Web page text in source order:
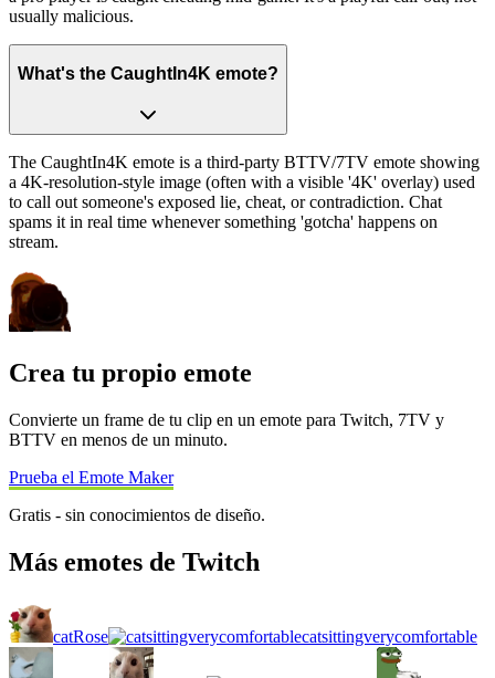
usually malicious.
What's the CaughtIn4K emote?
The CaughtIn4K emote is a third-party BTTV/7TV emote showing
a 4K-resolution-style image (often with a visible '4K' overlay) used
to call out someone's exposed lie, cheat, or contradiction. Chat
spams it in real time whenever something 'gotcha' happens on
stream.
Crea tu propio emote
Convierte un frame de tu clip en un emote para Twitch, 7TV y
BTTV en menos de un minuto.
Prueba el Emote Maker
Gratis - sin conocimientos de diseño.
Más emotes de Twitch
catRose catsittingverycomfortable